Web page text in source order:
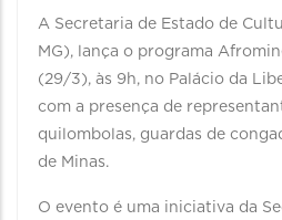
A Secretaria de Estado de
MG), lança o programa
(29/3), às 9h, no Palácio da
com a presença de
quilombolas, guardas de
de Minas.
O evento é uma iniciativa da